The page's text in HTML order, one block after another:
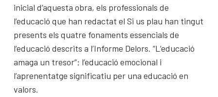
inicial d’aquesta obra, els professionals de
l’educació que han redactat el Si us plau han tingut
presents els quatre fonaments essencials de
l’educació descrits a l’Informe Delors. “L’educació
amaga un tresor”; l’educació emocional i
l’aprenentatge significatiu per una educació en
valors.